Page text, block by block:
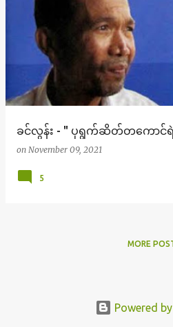
ခင်လွန်း - " ပုရွက်ဆိတ်တကောင်
on November 09, 2021
5
MORE
Powered